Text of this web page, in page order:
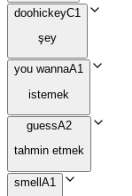
doohickeyC1
şey
you wannaA1
istemek
guessA2
tahmin etmek
smellA1